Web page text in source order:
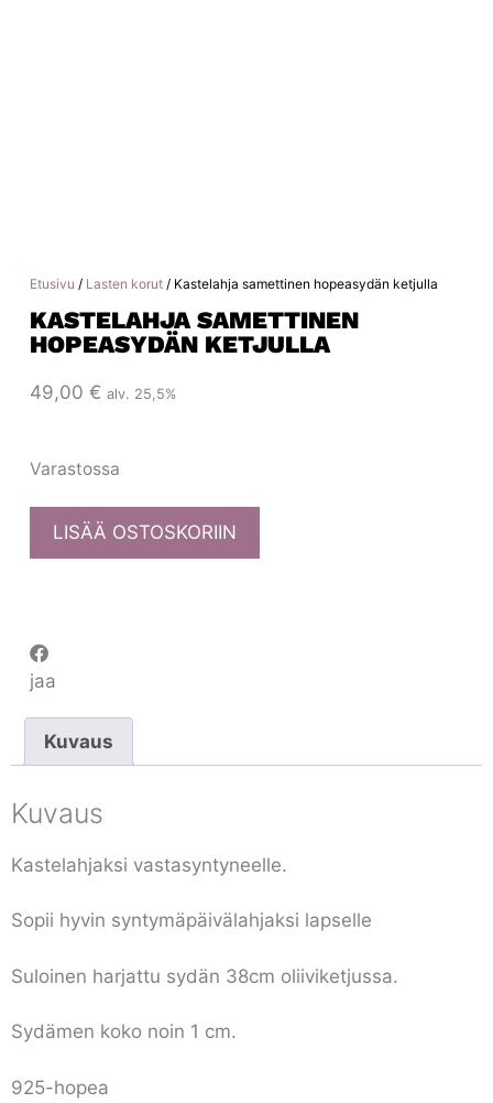
Etusivu / Lasten korut / Kastelahja samettinen hopeasydän ketjulla
KASTELAHJA SAMETTINEN
HOPEASYDÄN KETJULLA
49,00 € alv. 25,5%
Varastossa
LISÄÄ OSTOSKORIIN
jaa
Kuvaus
Kuvaus
Kastelahjaksi vastasyntyneelle.
Sopii hyvin syntymäpäivälahjaksi lapselle
Suloinen harjattu sydän 38cm oliiviketjussa.
Sydämen koko noin 1 cm.
925-hopea